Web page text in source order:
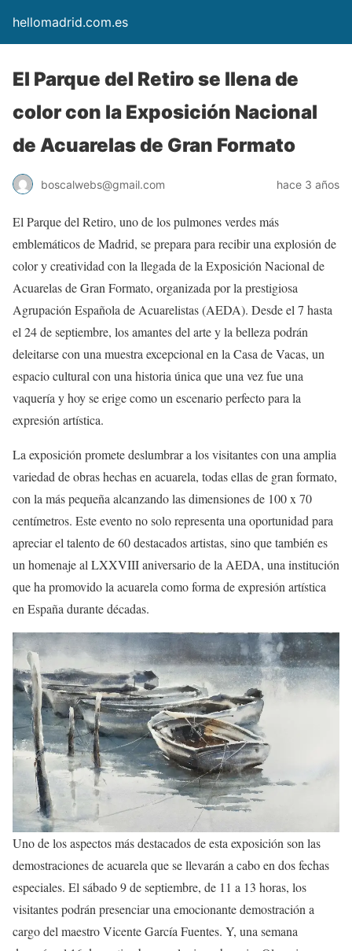
hellomadrid.com.es
El Parque del Retiro se llena de
color con la Exposición Nacional
de Acuarelas de Gran Formato
boscalwebs@gmail.com hace 3 años
El Parque del Retiro, uno de los pulmones verdes más
emblemáticos de Madrid, se prepara para recibir una explosión de
color y creatividad con la llegada de la Exposición Nacional de
Acuarelas de Gran Formato, organizada por la prestigiosa
Agrupación Española de Acuarelistas (AEDA). Desde el 7 hasta
el 24 de septiembre, los amantes del arte y la belleza podrán
deleitarse con una muestra excepcional en la Casa de Vacas, un
espacio cultural con una historia única que una vez fue una
vaquería y hoy se erige como un escenario perfecto para la
expresión artística.
La exposición promete deslumbrar a los visitantes con una amplia
variedad de obras hechas en acuarela, todas ellas de gran formato,
con la más pequeña alcanzando las dimensiones de 100 x 70
centímetros. Este evento no solo representa una oportunidad para
apreciar el talento de 60 destacados artistas, sino que también es
un homenaje al LXXVIII aniversario de la AEDA, una institución
que ha promovido la acuarela como forma de expresión artística
en España durante décadas.
Uno de los aspectos más destacados de esta exposición son las
demostraciones de acuarela que se llevarán a cabo en dos fechas
especiales. El sábado 9 de septiembre, de 11 a 13 horas, los
visitantes podrán presenciar una emocionante demostración a
cargo del maestro Vicente García Fuentes. Y, una semana